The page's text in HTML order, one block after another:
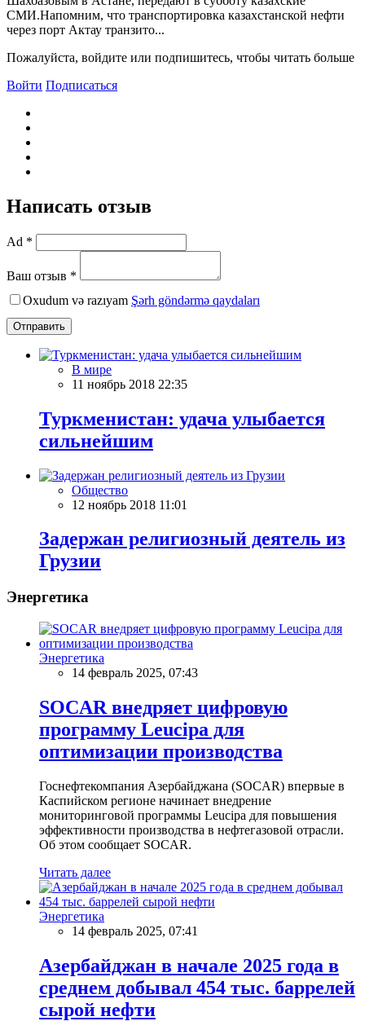
СМИ.Напомним, что транспортировка казахстанской нефти
через порт Актау транзито...
Пожалуйста, войдите или подпишитесь, чтобы читать больше
Войти Подписаться
Написать отзыв
Ad *
Ваш отзыв *
Oxudum və razıyam Şərh göndərmə qaydaları
Отправить
В мире
11 ноябрь 2018 22:35
Туркменистан: удача улыбается
сильнейшим
Общество
12 ноябрь 2018 11:01
Задержан религиозный деятель из
Грузии
Энергетика
Энергетика
14 февраль 2025, 07:43
SOCAR внедряет цифровую
программу Leucipa для
оптимизации производства
Госнефтекомпания Азербайджана (SOCAR) впервые в
Каспийском регионе начинает внедрение
мониторинговой программы Leucipa для повышения
эффективности производства в нефтегазовой отрасли.
Об этом сообщает SOCAR.
Читать далее
Энергетика
14 февраль 2025, 07:41
Азербайджан в начале 2025 года в
среднем добывал 454 тыс. баррелей
сырой нефти